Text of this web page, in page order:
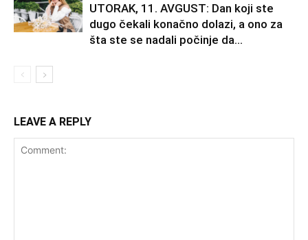
UTORAK, 11. AVGUST: Dan koji ste
dugo čekali konačno dolazi, a ono za
šta ste se nadali počinje da...
LEAVE A REPLY